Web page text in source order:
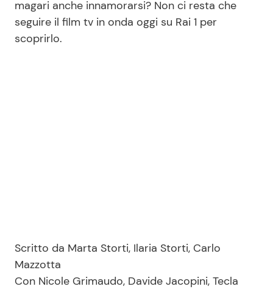
magari anche innamorarsi? Non ci resta che
seguire il film tv in onda oggi su Rai 1 per
scoprirlo.
Scritto da Marta Storti, Ilaria Storti, Carlo
Mazzotta
Con Nicole Grimaudo, Davide Jacopini, Tecla